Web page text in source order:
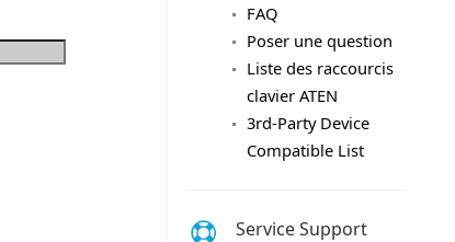
FAQ
Poser une question
Liste des raccourcis
clavier ATEN
3rd-Party Device
Compatible List
Service Support